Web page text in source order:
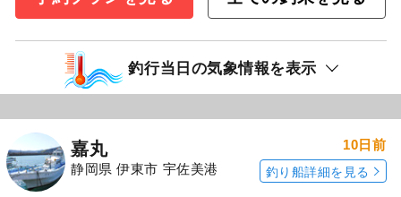
釣行当日の気象情報を表示
嘉丸
静岡県 伊東市 宇佐美港
10日前
釣り船詳細を見る